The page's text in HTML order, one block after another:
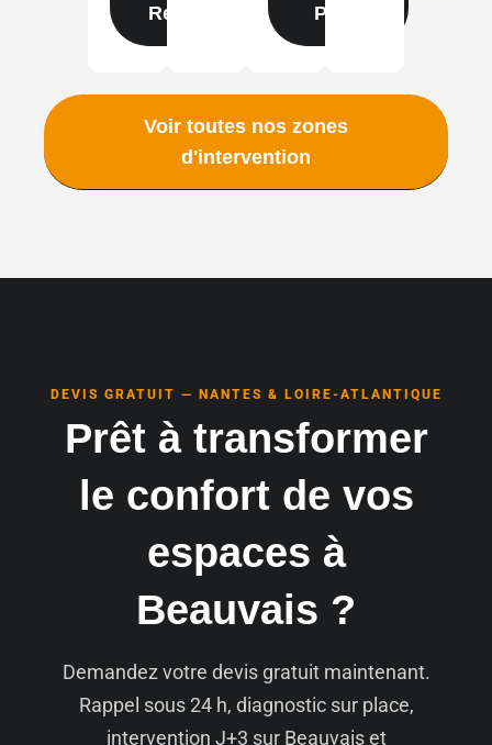
Rennes
Paris
Voir toutes nos zones
d'intervention
DEVIS GRATUIT — NANTES & LOIRE-ATLANTIQUE
Prêt à transformer
le confort de vos
espaces à
Beauvais ?
Demandez votre devis gratuit maintenant.
Rappel sous 24 h, diagnostic sur place,
intervention J+3 sur Beauvais et